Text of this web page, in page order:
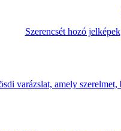
Szerencsét hozó
varázslat, amely